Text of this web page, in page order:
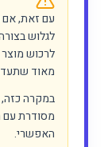
עם זאת,
לגלוש
לרכוש
מאוד
במקרה כזה,
מסודרת עם
האפשרי.